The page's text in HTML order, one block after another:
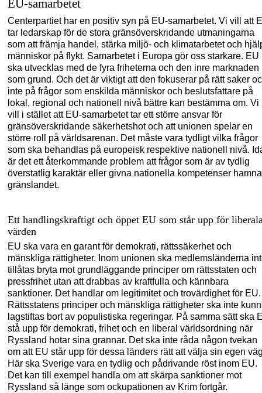
EU-samarbetet
Centerpartiet har en positiv syn på EU-samarbetet. Vi vill att
tar ledarskap för de stora gränsöverskridande utmaningarna
som att främja handel, stärka miljö- och klimatarbetet och
människor på flykt. Samarbetet i Europa gör oss starkare. EU
ska utvecklas med de fyra friheterna och den inre marknaden
som grund. Och det är viktigt att den fokuserar på rättsaker
inte på frågor som enskilda människor och beslutsfattare på
lokal, regional och nationell nivå bättre kan bestämma om. Vi
vill i stället att EU-samarbetet tar ett större ansvar för
gränsöverskridande säkerhetshot och att unionen spelar en
större roll på världsarenan. Det måste vara tydligt vilka frågor
som ska behandlas på europeisk respektive nationell nivå.
är det ett återkommande problem att frågor som är av tydlig
överstatlig karaktär eller givna nationella kompetenser
gränslandet.
Ett handlingskraftigt och öppet EU som står upp för
värden
EU ska vara en garant för demokrati, rättssäkerhet och
mänskliga rättigheter. Inom unionen ska medlemsländerna
tillåtas bryta mot grundläggande principer om rättsstaten och
pressfrihet utan attdrabbas av kraftfulla och kännbara
sanktioner. Det handlar om legitimitet och trovärdighet för EU.
Rättsstatens principer och mänskliga rättigheter ska inte
lagstiftas bort av populistiska regeringar. På samma sätt ska
stå upp för demokrati, frihet och en liberal världsordning när
Ryssland hotar sina grannar. Det ska inte råda någon tvekan
om att EU står upp för dessa länders rätt att välja sin egen
Här ska Sverige vara en tydlig och pådrivande röst inom EU.
Det kan till exempel handla om att skärpa sanktioner mot
Ryssland så länge som ockupationen av Krim fortgår.